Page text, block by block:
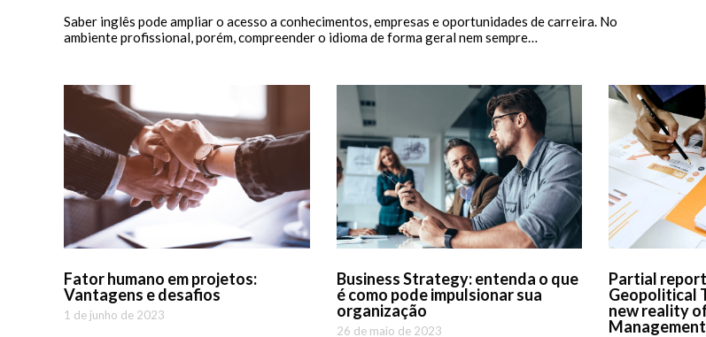
Saber inglês pode ampliar o acesso a conhecimentos, empresas e oportunidades de carreira. No
ambiente profissional, porém, compreender o idioma de forma geral nem sempre…
Fator humano em projetos:
Vantagens e desafios
1 de junho de 2023
Business Strategy: entenda o que
é como pode impulsionar sua
organização
26 de maio de 2023
Partial
Geopolitical
new reality
Management